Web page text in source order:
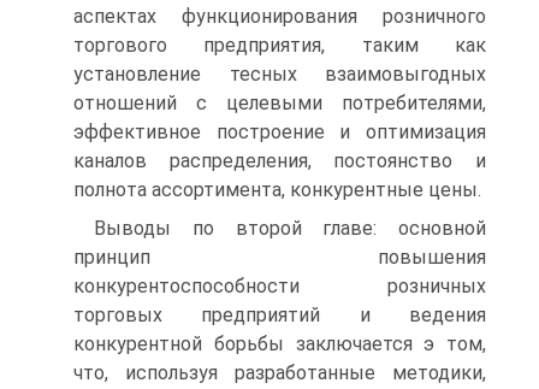
аспектах функционирования розничного
торгового предприятия, таким как
установление тесных взаимовыгодных
отношений с целевыми потребителями,
эффективное построение и оптимизация
каналов распределения, постоянство и
полнота ассортимента, конкурентные цены.
Выводы по второй главе: основной
принцип повышения
конкурентоспособности розничных
торговых предприятий и ведения
конкурентной борьбы заключается э том,
что, используя разработанные методики,